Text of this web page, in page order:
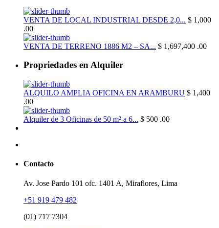
VENTA DE LOCAL INDUSTRIAL DESDE 2,0... $ 1,000
.00
VENTA DE TERRENO 1886 M2 – SA... $ 1,697,400 .00
Propriedades en Alquiler
ALQUILO AMPLIA OFICINA EN ARAMBURU $ 1,400
.00
Alquiler de 3 Oficinas de 50 m² a 6... $ 500 .00
Contacto
Av. Jose Pardo 101 ofc. 1401 A, Miraflores, Lima
+51 919 479 482
(01) 717 7304